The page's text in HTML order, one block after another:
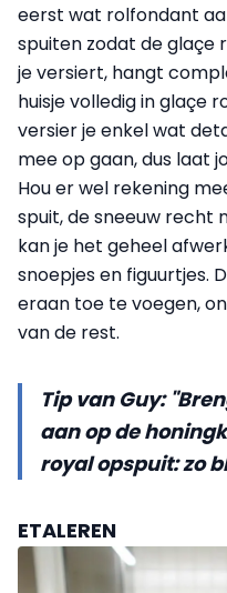
eerst wat rolfondant
spuiten zodat de glaçe
je versiert, hangt
huisje volledig in glaçe
versier je enkel wat
mee op gaan, dus laat
Hou er wel rekening
spuit, de sneeuw recht
kan je het geheel
snoepjes en figuurtjes.
eraan toe te voegen,
van de rest.
Tip van Guy:
aan op de
royal opspuit: zo
ETALEREN